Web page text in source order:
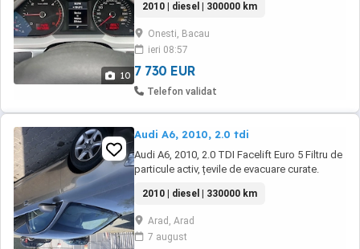
10
impecabil (nr proprietar )
2010 | diesel | 300000 km
Onesti, Bacau
ieri 08:57
7 730 EUR
Telefon validat
Audi A6, 2010, 2.0 tdi
Audi A6, 2010, 2.0 TDI Facelift Euro 5 Filtru de
particule activ, țevile de evacuare curate.
geamuri electrice pilot automat (Tempomat)
scaune încălzite Navigație MMI, cu hărți
Europa și România Abs, Esp 8 airbaguri
închidere centralizată Alarma de fabrica Jante
2010 | diesel | 330000 km
Arad, Arad
7 august